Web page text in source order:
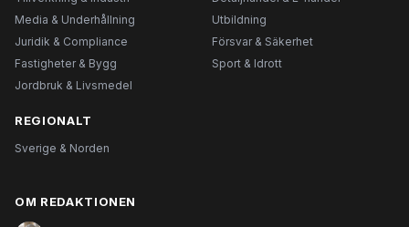
Media & Underhållning
Utbildning
Juridik & Compliance
Försvar & Säkerhet
Fastigheter & Bygg
Sport & Idrott
Jordbruk & Livsmedel
REGIONALT
Sverige & Norden
OM REDAKTIONEN